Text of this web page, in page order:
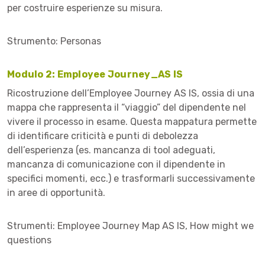
per costruire esperienze su misura.
Strumento: Personas
Modulo 2: Employee Journey_AS IS
Ricostruzione dell’Employee Journey AS IS, ossia di una
mappa che rappresenta il “viaggio” del dipendente nel
vivere il processo in esame. Questa mappatura permette
di identificare criticità e punti di debolezza
dell’esperienza (es. mancanza di tool adeguati,
mancanza di comunicazione con il dipendente in
specifici momenti, ecc.) e trasformarli successivamente
in aree di opportunità.
Strumenti: Employee Journey Map AS IS, How might we
questions